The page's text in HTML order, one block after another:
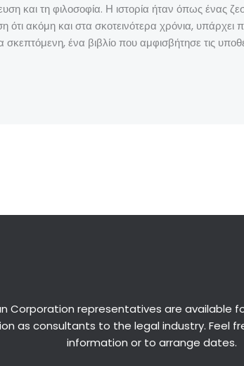
και τη φιλοσοφία. Η ιστορία ήταν όπως ένας
ότι ακόμη και στα σκοτεινότερα χρόνια,
ένα βιβλίο που αμφισβήτησε τις
Corporation representatives are available
as consultants to the legal industry. Feel
information or to arrange dates.